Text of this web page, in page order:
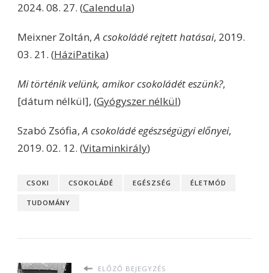
2024. 08. 27. (Calendula)
Meixner Zoltán,A csokoládé rejtett hatásai, 2019.
03. 21. (HáziPatika)
Mi történik velünk, amikor csokoládét eszünk?,
[dátum nélkül], (Gyógyszer nélkül)
Szabó Zsófia,A csokoládé egészségügyi előnyei,
2019. 02. 12. (Vitaminkirály)
CSOKI CSOKOLÁDÉ EGÉSZSÉG ÉLETMÓD
TUDOMÁNY
ELŐZŐ BEJEGYZÉS